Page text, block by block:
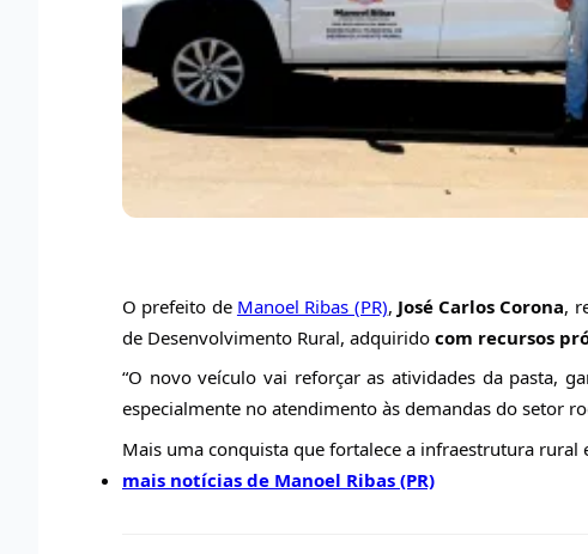
O prefeito de Manoel Ribas (PR), José Carlos Corona,
de Desenvolvimento Rural, adquirido com recursos
“O novo veículo vai reforçar as atividades da pasta,
especialmente no atendimento às demandas do setor
Mais uma conquista que fortalece a infraestrutura rural
mais notícias de Manoel Ribas (PR)